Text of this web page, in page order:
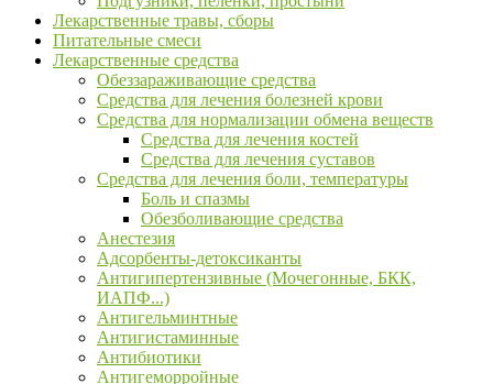
Лекарственные травы, сборы
Питательные смеси
Лекарственные средства
Обеззараживающие средства
Средства для лечения болезней крови
Средства для нормализации обмена веществ
Средства для лечения костей
Средства для лечения суставов
Средства для лечения боли, температуры
Боль и спазмы
Обезболивающие средства
Анестезия
Адсорбенты-детоксиканты
Антигипертензивные (Мочегонные, БКК,
ИАПФ...)
Антигельминтные
Антигистаминные
Антибиотики
Антигеморройные